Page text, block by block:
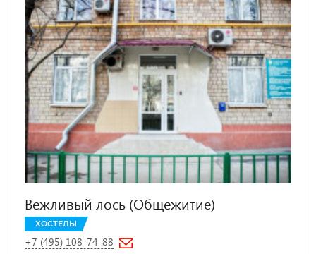
Вежливый лось (Общежитие)
ХОСТЕЛЫ
+7 (495) 108-74-88